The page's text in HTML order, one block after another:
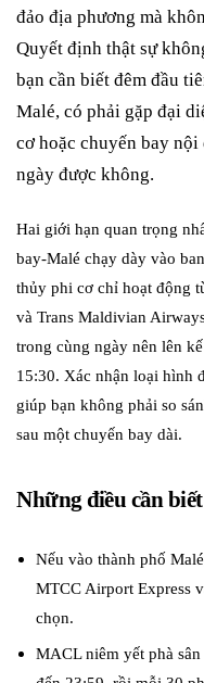
đảo địa phương mà
Quyết định thật sự
bạn cần biết đêm đầu
Malé, có phải gặp đại
cơ hoặc chuyến bay
ngày được không.
Hai giới hạn quan trọng
bay-Malé chạy dày vào
thủy phi cơ chỉ hoạt động
và Trans Maldivian
trong cùng ngày nên lên
15:30. Xác nhận loại hình
giúp bạn không phải so
sau một chuyến bay dài.
Những điều cần
Nếu vào thành phố
MTCC Airport Express
chọn.
MACL niêm yết phà